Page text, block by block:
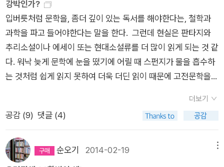
건 아니었다. 그녀의 친구에게서 받았었다. 한동안 그 친구의 말
과 그녀는 상관없다고 생각했었다. 그녀 본인의 생각과는 관계없
었을 거라 여겼지만, 지금와서 돌아보면 정말 그랬을까? 그녀 역
시 그런 생각이었지만, 차마 직접 말하지 못해 친구에게 시켰던
것은 아니었을까?일요일 밤, 추운 겨울 밤, 차가운 바람에 맞서
처에서 컵라면을 사고, 텅 빈, 어두운 사무실로 들어왔다. 컵라면
으로 주린 배를 채우고 최신 유행 팝송을 틀어서 기분을 바꿨다.
일을 해야 했다. 더이상 슬픈 생각에 빠져 있을 순 없었다. 밤새
보고서 하나를 마무리하고 맞은 아침은 상쾌했다. 전혀 피곤하지
않았다.안면 인식 장애얼마 전 전국에서 에너지 활동가들이 모이
다면 얼마나 좋았을까요. 저는 창작 수업은 그리고 쓰기는 뭔가
대단한 사람들만 하는 거창한 느낌이 들어서 저는 감히 그런 의지
도 목표도 깜냥도 없다고 생각했습니다. 이번이 제일 거창한 수업
이었어요. 시창작이라니..저의 인생에 이런 꽃날도 흐르는구나.했
습니다. 독자들은 어떤 작품에 대해 자전적이지 않느냐고 묻는
다. 나의 대답은 이렇다. 모든 소설은 궁극적으로 자전적이다. 작
가는 여러 권의 책을 통해 한 편의 자서전을 쓴다. 우리는 우리의
삶을 통해 우리의 이야기를 만들어간다. 그런 점에서 누구나 작가
다. <당신은 이미 소설을 쓰기 시작했다> 프롤로그 사는 게 무
의미했기에 늘 죽음을 생각했고, 그 마저도 무의미해서 언제나 미
치는 줄 알았습니다. 미치거나, 죽거나, 시인이 되거나...언젠
냈다. 한편 이 책을 찾아 들고는 괜시리 미안한 마음이 들었다. 오
늘은 몸과 마음상태가 안 좋아 일찍 잠자리에 들어야하니 내일 오
전에 다시한번 읽어보고 전해드려야겠다.오늘 할일을 내일로 미
뤄두고 약기운에 취해서 얼른 자야겠다. 감기약은 어째 이리 졸리
는지 모르겠다.굿나잇!
의 언어로 한국 소설의 토대를 넓힌 이승우의 <에리직톤의 초상
>이 '이승우 컬렉션'의 첫 번째 작품으로 출간됐다. 작가의 데뷔
작이자 대표작인 이 소설은 우리나라 관념 소설, 형이상학 소설,
종교 소설의 새 지평을 마련하여 작가와 평론가 모두에게 격찬받
은 작품이다.1981년 발표한 중편 '에리직톤의 초상'에 1990년 2
부를 추가해 완성한 장편소설 <에리직톤의 초상>은 1981년 교
황 저격 사건과 에리직톤 신화를 모티프로 하여 기독교적 신념을
둘러싸고 각자 다른 거리에서 다른 방식으로 관계를 맺고 있는 네
간, 그리고 사회의 관계를 밀도 높게 탐구하면서 인간의 의미를
치열하게 성찰하고 삶의 구원에 관한 문제로 나아간다.작가는 <
강박인가?
입버릇처럼 문학을, 좀더 깊이 있는 독서를 해야한다는, 철학과
과학을 파고 들어야한다는 말을 한다. 그런데 현실은 판타지와
추리소설이나 에세이 또는 현대소설류를 더 많이 읽게 되는 것 같
다. 워낙 늦게 문학에 눈을 떴기에 어릴 때 스펀지가 물을 흡수하
는 것처럼 쉽게 읽지 못하여 더욱 더딘 읽이 때문에 고전문학을
은 말만 그렇지 무엇을 어떻게 읽어야 하는지도 모르겠다. 자연
과학은 현대 지성인의 필수교양분야라는 다치바나 다카시의 말
에 공감하여 그리 생각하고 있고, 철학은 무엇인가 근원적인 것에
대한 궁금증 때문에 관심을 갖게 되었는데, 시작이나 과정이나 끝
이나 별볼일이 없을 것 같다.그래도 책을 읽지 않으면 불안하고,
더보기
공감 (9) 댓글 (4)
순오기 2014-02-19